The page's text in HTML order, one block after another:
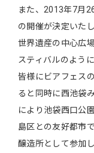
また、2013年7月
の開催が決定いた
世界遺産の中心広
スティバルのよう
皆様にビアフェス
ると同時に西池袋
により池袋西口公
島区との友好都市
醸造所として参加